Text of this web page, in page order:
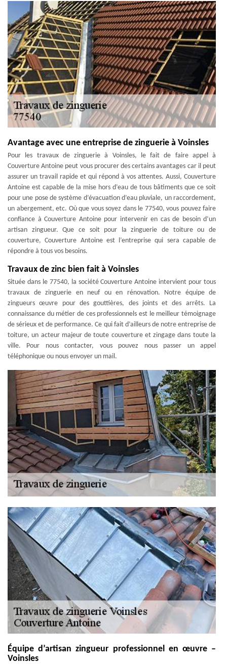
Avantage avec une entreprise de zinguerie à Voinsles
Pour les travaux de zinguerie à Voinsles, le fait de faire appel à
Couverture Antoine peut vous procurer des certains avantages car il peut
assurer un travail rapide et qui répond à vos attentes. Aussi, Couverture
Antoine est capable de la mise hors d’eau de tous bâtiments que ce soit
pour une pose de système d’évacuation d’eau pluviale, un raccordement,
un abergement, etc. Où que vous soyez dans le 77540, vous pouvez faire
confiance à Couverture Antoine pour intervenir en cas de besoin d’un
artisan zingueur. Que ce soit pour la zinguerie de toiture ou de
couverture, Couverture Antoine est l’entreprise qui sera capable de
répondre à tous vos besoins.
Travaux de zinc bien fait à Voinsles
Située dans le 77540, la société Couverture Antoine intervient pour tous
travaux de zinguerie en neuf ou en rénovation. Notre équipe de
zingueurs œuvre pour des gouttières, des joints et des arrêts. La
connaissance du métier de ces professionnels est le meilleur témoignage
de sérieux et de performance. Ce qui fait d’ailleurs de notre entreprise de
toiture, un acteur majeur de toute couverture et zingage dans toute la
ville. Pour nous contacter, vous pouvez nous passer un appel
téléphonique ou nous envoyer un mail.
Équipe d’artisan zingueur professionnel en œuvre –
Voinsles